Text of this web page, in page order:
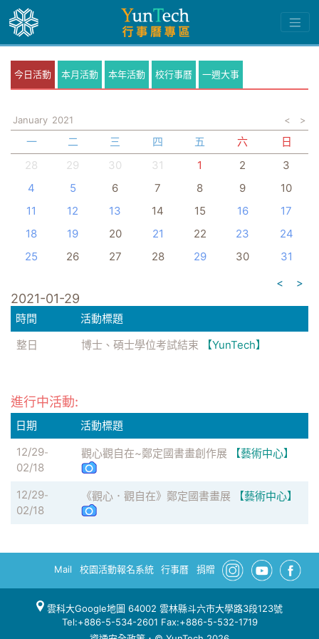
今日活動 本月活動 本年活動 校行事曆 一週大事
January 2021 < >
一 二 三 四 五 六
日
28
29 30 31 1 2
3
4
5 6 7 8 9
10
11
12 13 14 15 16
17
18
19 20 21 22 23
24
25
26 27 28 29 30
31
<
>
2021-01-29
時間
活動標題
整日
博士、碩士學位考試結束 【YunTech】
進行中活動:
日期
活動標題
12/29-
02/18
觀心觀自在~鄭定國書畫創作展 【藝術中心】
12/29-
02/18
《觀心．觀自在》鄭定國書畫展 【藝術中心】
Mail 校園活動報名系統 行事曆 捐贈
雲科大Google地圖 64002 雲林縣斗六市大學路3段123號
Tel:+886-5-534-2601 Fax:+886-5-532-1719